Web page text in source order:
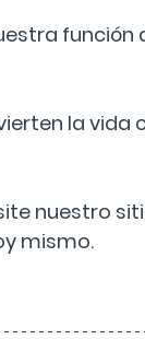
función
la vida
nuestro
mismo.